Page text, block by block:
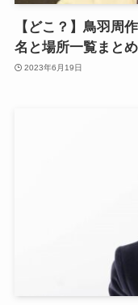
【どこ？】鳥羽周
名と場所一覧まとめ
2023年6月19日